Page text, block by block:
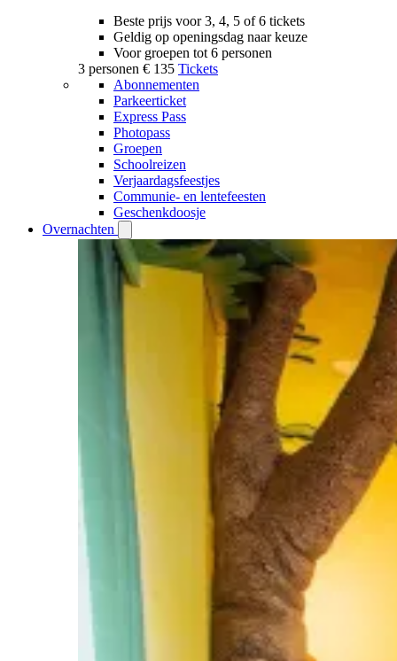
Beste prijs voor 3, 4, 5 of 6 tickets
Geldig op openingsdag naar keuze
Voor groepen tot 6 personen
3 personen € 135 Tickets
Abonnementen
Parkeerticket
Express Pass
Photopass
Groepen
Schoolreizen
Verjaardagsfeestjes
Communie- en lentefeesten
Geschenkdoosje
Overnachten
Overnachten
submenu